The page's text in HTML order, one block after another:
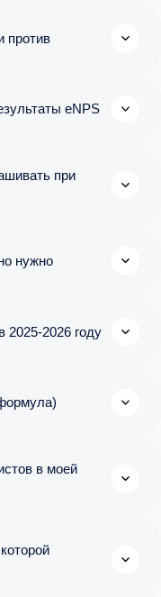
против
eNPS
при
нужно
2025-2026 году
в моей